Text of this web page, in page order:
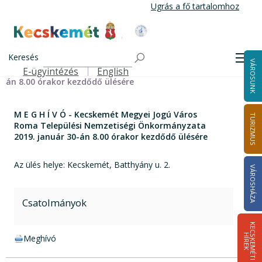
tartalomra
Ugrás a fő tartalomhoz
Kecskemét Város Honlapja
Keresés
Felső navigáció
E-ügyintézés English VÁROSUNK
TURIZMUS
VÁROSHÁZA
K
E
C
S
K
E
M
É
T
I
HÍ
R
E
K
M E G H Í V Ó - Kecskemét Megyei Jogú Város Roma
Települési Nemzetiségi Önkormányzata 2019. január 30-
án 8.00 órakor kezdődő ülésére
M E G H Í V Ó - Kecskemét Megyei Jogú Város
Roma Települési Nemzetiségi Önkormányzata
2019. január 30-án 8.00 órakor kezdődő ülésére
Az ülés helye: Kecskemét, Batthyány u. 2.
Csatolmányok
doc csatolmány:
Meghívó